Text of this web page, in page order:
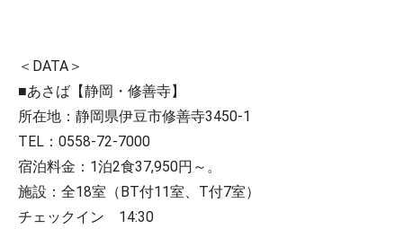
＜DATA＞
■あさば【静岡・修善寺】
所在地：静岡県伊豆市修善寺3450-1
TEL：0558-72-7000
宿泊料金：1泊2食37,950円～。
施設：全18室（BT付11室、T付7室）
チェックイン 14:30